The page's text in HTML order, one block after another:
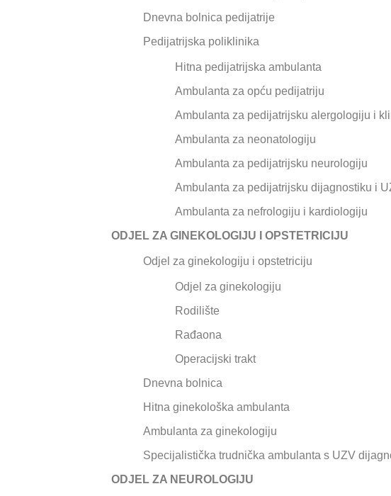
Dnevna bolnica pedijatrije
Pedijatrijska poliklinika
Hitna pedijatrijska ambulanta
Ambulanta za opću pedijatriju
Ambulanta za pedijatrijsku alergologiju i
Ambulanta za neonatologiju
Ambulanta za pedijatrijsku neurologiju
Ambulanta za pedijatrijsku dijagnostiku i
Ambulanta za nefrologiju i kardiologiju
ODJEL ZA GINEKOLOGIJU I OPSTETRICIJU
Odjel za ginekologiju i opstetriciju
Odjel za ginekologiju
Rodilište
Rađaona
Operacijski trakt
Dnevna bolnica
Hitna ginekološka ambulanta
Ambulanta za ginekologiju
Specijalistička trudnička ambulanta s UZV
ODJEL ZA NEUROLOGIJU